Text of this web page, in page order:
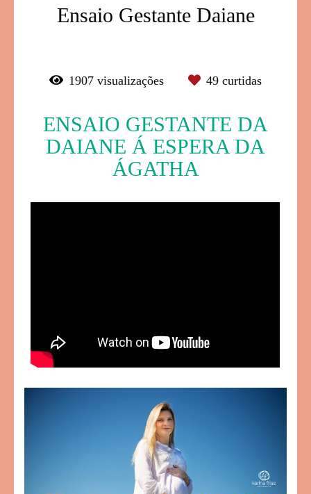
Ensaio Gestante Daiane
1907 visualizações 49 curtidas
ENSAIO GESTANTE DA
DAIANE Á ESPERA DA
ÁGATHA